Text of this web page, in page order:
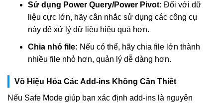
Sử dụng Power Query/Power Pivot: Đối với dữ
liệu cực lớn, hãy cân nhắc sử dụng các công cụ
này để xử lý dữ liệu hiệu quả hơn.
Chia nhỏ file: Nếu có thể, hãy chia file lớn thành
nhiều file nhỏ hơn, quản lý dễ dàng hơn.
Vô Hiệu Hóa Các Add-ins Không Cần Thiết
Nếu Safe Mode giúp bạn xác định add-ins là nguyên